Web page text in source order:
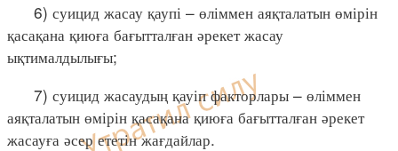
6) суицид жасау қаупі – өліммен аяқталатын өмірін
қасақана қиюға бағытталған әрекет жасау
ықтималдылығы;
7) суицид жасаудың қауіп факторлары – өліммен
аяқталатын өмірін қасақана қиюға бағытталған әрекет
жасауға әсер ететін жағдайлар.